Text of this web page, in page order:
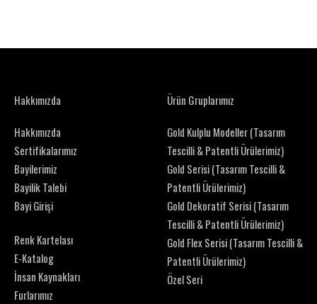
Hakkımızda
Hakkımızda
Sertifikalarımız
Bayilerimiz
Bayilik Talebi
Bayi Girişi
Renk Kartelası
E-Katalog
İnsan Kaynakları
Furlarımız
Ürün Gruplarımız
Gold Kulplu Modeller (Tasarım
Tescilli & Patentli Ürülerimiz)
Gold Serisi (Tasarım Tescilli &
Patentli Ürülerimiz)
Gold Dekoratif Serisi (Tasarım
Tescilli & Patentli Ürülerimiz)
Gold Flex Serisi (Tasarım Tescilli &
Patentli Ürülerimiz)
Özel Seri